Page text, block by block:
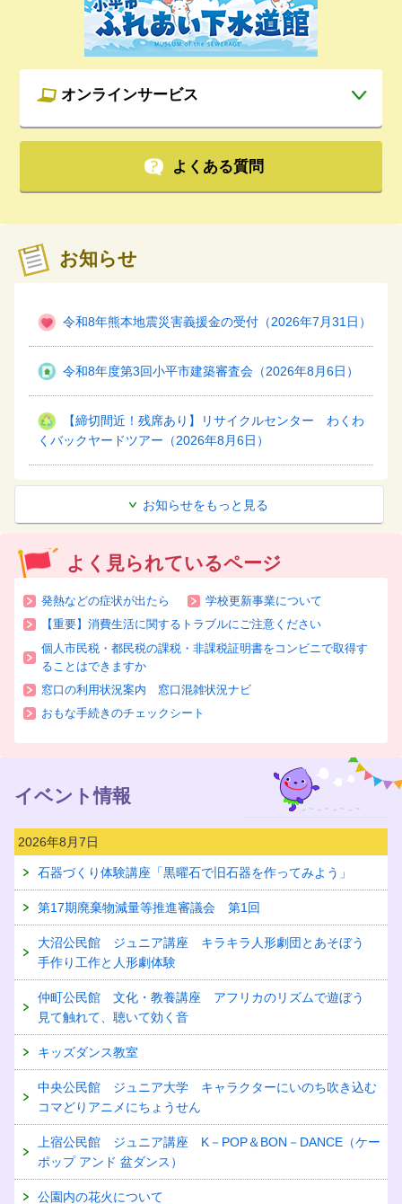
オンラインサービス
よくある質問
お知らせ
お知らせをもっと見る
令和8年熊本地震災害義援金の受付（2026年7月31日）
令和8年度第3回小平市建築審査会（2026年8月6日）
【締切間近！残席あり】リサイクルセンター わくわ
くバックヤードツアー（2026年8月6日）
よく見られているページ
発熱などの症状が出たら
学校更新事業について
【重要】消費生活に関するトラブルにご注意ください
個人市民税・都民税の課税・非課税証明書をコンビニで取得す
ることはできますか
窓口の利用状況案内 窓口混雑状況ナビ
おもな手続きのチェックシート
イベント情報
2026年8月7日
石器づくり体験講座「黒曜石で旧石器を作ってみよう」
第17期廃棄物減量等推進審議会 第1回
大沼公民館 ジュニア講座 キラキラ人形劇団とあそぼう
手作り工作と人形劇体験
仲町公民館 文化・教養講座 アフリカのリズムで遊ぼう
見て触れて、聴いて効く音
キッズダンス教室
中央公民館 ジュニア大学 キャラクターにいのち吹き込む
コマどりアニメにちょうせん
上宿公民館 ジュニア講座 K－POP＆BON－DANCE（ケー
ポップ アンド 盆ダンス）
公園内の花火について